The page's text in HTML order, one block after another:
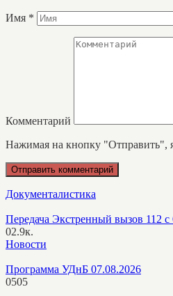
Имя *
Комментарий
Нажимая на кнопку "Отправить",
Документалистика
Передача Экстренный вызов 112
02.9к.
Новости
Программа УДнБ 07.08.2026
0505